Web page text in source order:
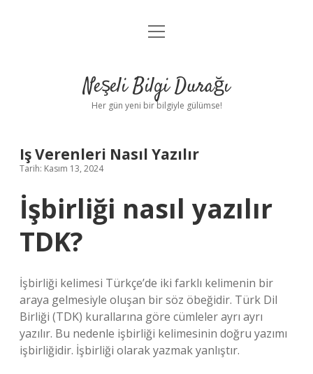
Anasayfa
Yasal Uyarı
menüyü
Neşeli Bilgi Durağı
Her gün yeni bir bilgiyle gülümse!
Iş Verenleri Nasıl Yazılır
Tarih: Kasım 13, 2024
İşbirliği nasıl yazılır
TDK?
İşbirliği kelimesi Türkçe’de iki farklı kelimenin bir
araya gelmesiyle oluşan bir söz öbeğidir. Türk Dil
Birliği (TDK) kurallarına göre cümleler ayrı ayrı
yazılır. Bu nedenle işbirliği kelimesinin doğru yazımı
işbirliğidir. İşbirliği olarak yazmak yanlıştır.